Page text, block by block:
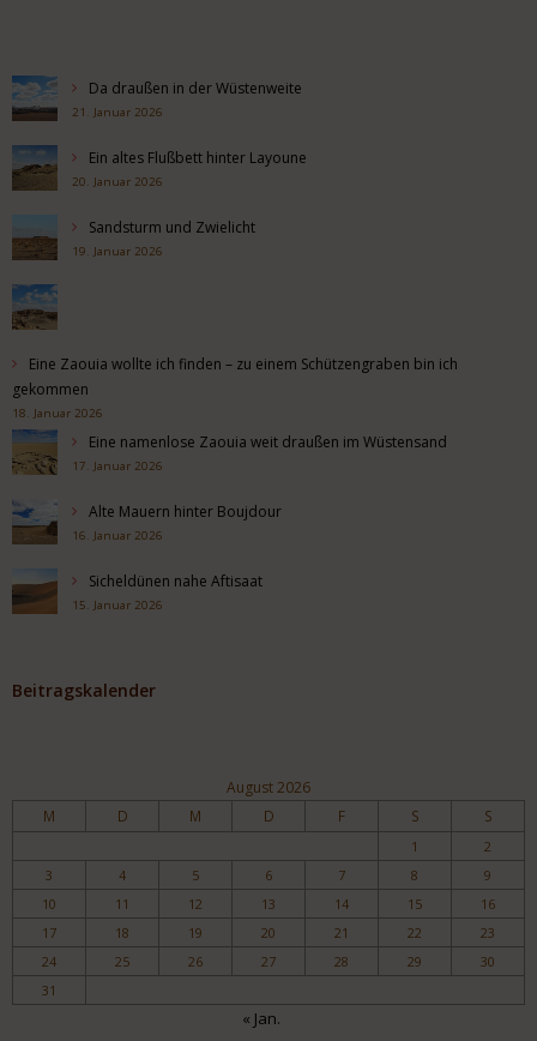
Da draußen in der Wüstenweite
21. Januar 2026
Ein altes Flußbett hinter Layoune
20. Januar 2026
Sandsturm und Zwielicht
19. Januar 2026
Eine Zaouia wollte ich finden – zu einem Schützengraben bin ich
gekommen
18. Januar 2026
Eine namenlose Zaouia weit draußen im Wüstensand
17. Januar 2026
Alte Mauern hinter Boujdour
16. Januar 2026
Sicheldünen nahe Aftisaat
15. Januar 2026
Beitragskalender
August 2026
M D M D F S S
1
2
3
4 5 6 7 8
9
10
11 12 13 14 15
16
17
18 19 20 21 22
23
24
25 26 27 28 29
30
31
« Jan.